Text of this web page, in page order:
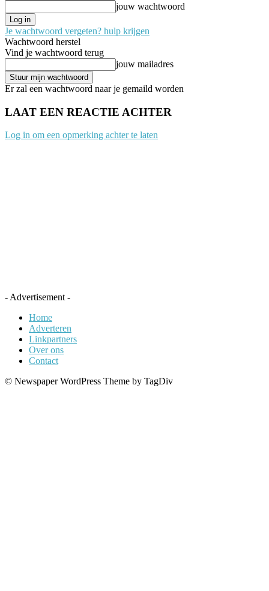
jouw wachtwoord
Je wachtwoord vergeten? hulp krijgen
Wachtwoord herstel
Vind je wachtwoord terug
jouw mailadres
Er zal een wachtwoord naar je gemaild worden
LAAT EEN REACTIE ACHTER
Log in om een opmerking achter te laten
- Advertisement -
Home
Adverteren
Linkpartners
Over ons
Contact
© Newspaper WordPress Theme by TagDiv